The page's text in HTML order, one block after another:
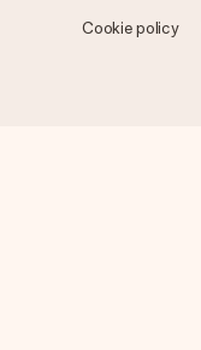
Cookie policy